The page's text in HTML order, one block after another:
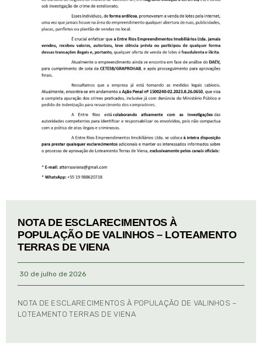
NOTA DE ESCLARECIMENTOS À
POPULAÇÃO DE VALINHOS – LOTEAMENTO
TERRAS DE VIENA
30 de julho de 2026
NOTA DE ESCLARECIMENTOS À POPULAÇÃO DE VALINHOS –
LOTEAMENTO TERRAS DE VIENA